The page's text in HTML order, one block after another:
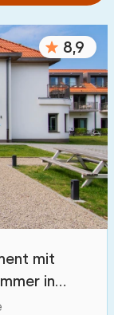
:
12
47
8,9
mit
in